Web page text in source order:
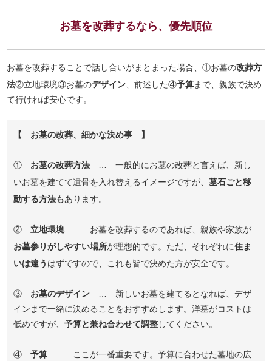
お墓を改葬するなら、優先順位
お墓を改葬することで話し合いがまとまった場合、①お墓の改葬方
法②立地環境③お墓のデザイン、前述した④予算まで、親族で決め
て行ければ安心です。
【 お墓の改葬、細かな決め事 】
① お墓の改葬方法 … 一般的にお墓の改葬と言えば、新し
いお墓を建てて遺骨を入れ替えるイメージですが、墓石ごと移
動する方法もあります。
②立地環境 … お墓を改葬するのであれば、親族や家族が
お墓参りがしやすい場所が理想的です。ただ、それぞれに住ま
いは違う はずですので、これも皆で決めた方が安全です。
③ お墓のデザイン … 新しいお墓を建てるとなれば、デザ
インまで一緒に決めることをおすすめします。洋墓がコストは
低めですが、予算と兼ね合わせて調整してください。
④予算 … ここが一番重要です。予算に合わせた墓地の広